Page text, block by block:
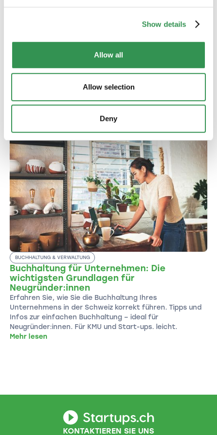
Show details
Allow all
Allow selection
Deny
Wie profitieren Geschäftsführer:innen von
Externe Lohnbuchhaltung entlastet
Geschäftsführer:innen, spart Zeit und minimiert Risiken.
davon profitieren können.
BUCHHALTUNG & VERWALTUNG
Buchhaltung für Unternehmen: Die
wichtigsten Grundlagen für
Neugründer:innen
Erfahren Sie, wie Sie die Buchhaltung Ihres
Unternehmens in der Schweiz korrekt führen. Tipps und
Infos zur einfachen Buchhaltung – ideal für
Neugründer:innen. Für KMU und Start-ups. leicht.
Mehr lesen
KONTAKTIEREN SIE UNS